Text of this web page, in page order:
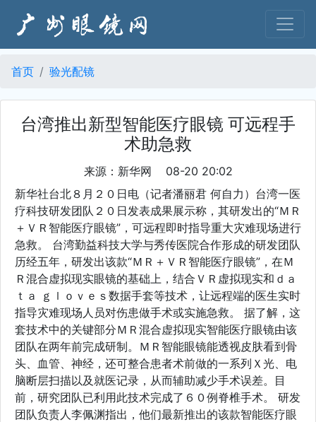
首页 验光配镜
台湾推出新型智能医疗眼镜 可远程手
术助急救
来源：新华网 08-20 20:02
新华社台北８月２０日电（记者潘丽君 何自力）台湾一医
疗科技研发团队２０日发表成果展示称，其研发出的“ＭＲ
＋ＶＲ智能医疗眼镜”，可远程即时指导重大灾难现场进行
急救。 台湾勤益科技大学与秀传医院合作形成的研发团队
历经五年，研发出该款“ＭＲ＋ＶＲ智能医疗眼镜”，在Ｍ
Ｒ混合虚拟现实眼镜的基础上，结合ＶＲ虚拟现实和ｄａ
ｔａ ｇｌｏｖｅｓ数据手套等技术，让远程端的医生实时
指导灾难现场人员对伤患做手术或实施急救。 据了解，这
套技术中的关键部分ＭＲ混合虚拟现实智能医疗眼镜由该
团队在两年前完成研制。ＭＲ智能眼镜能透视皮肤看到骨
头、血管、神经，还可整合患者术前做的一系列Ｘ光、电
脑断层扫描以及就医记录，从而辅助减少手术误差。目
前，研究团队已利用此技术完成了６０例脊椎手术。 研发
团队负责人李佩渊指出，他们最新推出的该款智能医疗眼